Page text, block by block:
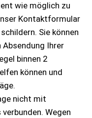
wie möglich zu
Kontaktformular
Sie können
Absendung Ihrer
binnen 2
können und
nicht mit
Wegen